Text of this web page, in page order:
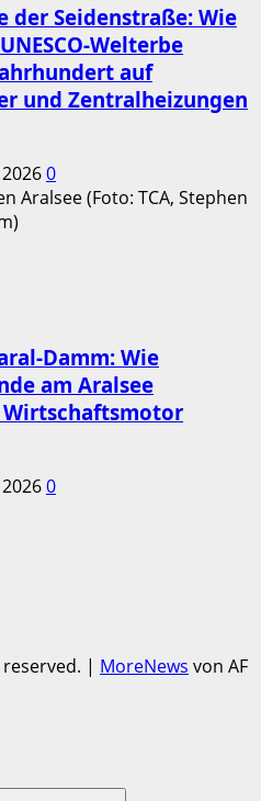
der Seidenstraße: Wie
Welterbe
auf
und Zentralheizungen
0
Damm: Wie
am Aralsee
0
| MoreNews von AF